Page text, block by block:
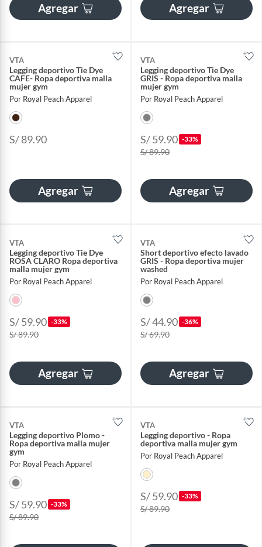
Agregar Agregar
VTA
Legging deportivo Tie Dye
CAFE- Ropa deportiva malla
mujer gym
Por Royal Peach Apparel
S/ 89.90
Agregar
VTA
Legging deportivo Tie Dye
GRIS - Ropa deportiva malla
mujer gym
Por Royal Peach Apparel
S/ 59.90 -33%
S/ 89.90
Agregar
VTA
Legging deportivo Tie Dye
ROSA CLARO Ropa deportiva
malla mujer gym
Por Royal Peach Apparel
S/ 59.90 -33%
S/ 89.90
Agregar
VTA
Short deportivo efecto lavado
GRIS - Ropa deportiva mujer
washed
Por Royal Peach Apparel
S/ 44.90 -36%
S/ 69.90
Agregar
VTA
Legging deportivo Plomo -
Ropa deportiva malla mujer
gym
Por Royal Peach Apparel
S/ 59.90 -33%
S/ 89.90
VTA
Legging deportivo - Ropa
deportiva malla mujer gym
Por Royal Peach Apparel
S/ 59.90 -33%
S/ 89.90